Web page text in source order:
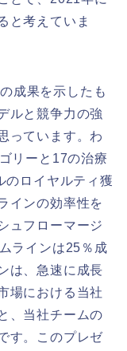
と考えていま
成果を示したも
ルと競争力の強
っています。わ
リーと17の治療
のロイヤルティ獲
インの効率性を
ュフローマージ
ラインは25％成
は、急速に成長
場における当社
、当社チームの
す。このプレゼ